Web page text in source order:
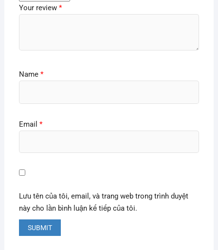
Your review *
Name *
Email *
Lưu tên của tôi, email, và trang web trong trình duyệt
này cho lần bình luận kế tiếp của tôi.